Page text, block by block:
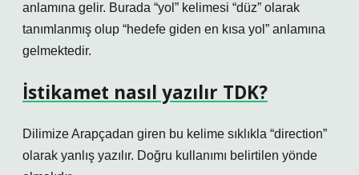
anlamına gelir. Burada “yol” kelimesi “düz” olarak
tanımlanmış olup “hedefe giden en kısa yol” anlamına
gelmektedir.
İstikamet nasıl yazılır TDK?
Dilimize Arapçadan giren bu kelime sıklıkla “direction”
olarak yanlış yazılır. Doğru kullanımı belirtilen yönde